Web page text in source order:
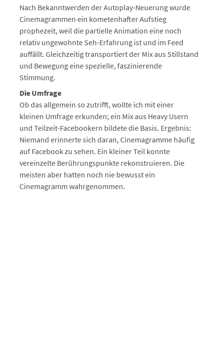
Nach Bekanntwerden der Autoplay-Neuerung wurde
Cinemagrammen ein kometenhafter Aufstieg
prophezeit, weil die partielle Animation eine noch
relativ ungewohnte Seh-Erfahrung ist und im Feed
auffällt. Gleichzeitig transportiert der Mix aus Stillstand
und Bewegung eine spezielle, faszinierende
Stimmung.
Die Umfrage
Ob das allgemein so zutrifft, wollte ich mit einer
kleinen Umfrage erkunden; ein Mix aus Heavy Usern
und Teilzeit-Facebookern bildete die Basis. Ergebnis:
Niemand erinnerte sich daran, Cinemagramme häufig
auf Facebook zu sehen. Ein kleiner Teil konnte
vereinzelte Berührungspunkte rekonstruieren. Die
meisten aber hatten noch nie bewusst ein
Cinemagramm wahrgenommen.